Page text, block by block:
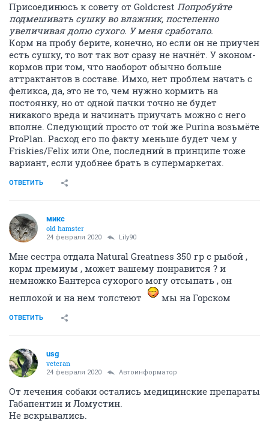
Присоединюсь к совету от Goldcrest Попробуйте
подмешивать сушку во влажник, постепенно
увеличивая долю сухого. У меня сработало.
Корм на пробу берите, конечно, но если он не приучен
есть сушку, то вот так вот сразу не начнёт. У эконом-
кормов при том, что наоборот обычно больше
аттрактантов в составе. Имхо, нет проблем начать с
феликса, да, это не то, чем нужно кормить на
постоянку, но от одной пачки точно не будет
никакого вреда и начинать приучать можно с него
вполне. Следующий просто от той же Purina возьмёте
ProPlan. Расход его по факту меньше будет чем у
Friskies/Felix или One, последний в принципе тоже
вариант, если удобнее брать в супермаркетах.
ОТВЕТИТЬ
микс
old hamster
24 февраля 2020 Lily90
Мне сестра отдала Natural Greatness 350 гр с рыбой ,
корм премиум , может вашему понравится ? и
немножко Бантерса сухорого могу отсыпать , он
неплохой и на нем толстеют
мы на Горском
ОТВЕТИТЬ
usg
veteran
24 февраля 2020 Автоинформатор
От лечения собаки остались медицинские препараты
Габапентин и Ломустин.
Не вскрывались.